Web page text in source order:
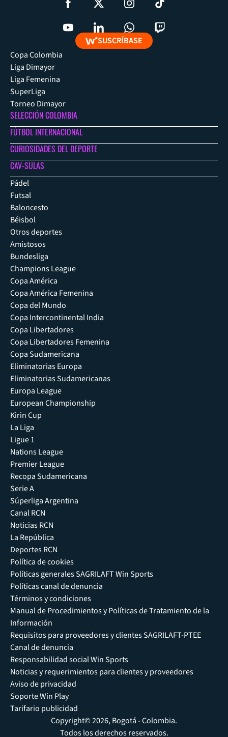
SUSCRÍBASE
Copa Colombia
Liga Dimayor
Liga Femenina
SuperLiga
Torneo Dimayor
SELECCIÓN COLOMBIA
FÚTBOL INTERNACIONAL
CURIOSIDADES DEL DEPORTE
CAV-SULAS
Pádel
Futsal
Baloncesto
Béisbol
Otros deportes
Amistosos
Bundesliga
Champions League
Copa América
Copa América Femenina
Copa del Mundo
Copa Intercontinental India
Copa Libertadores
Copa Libertadores Femenina
Copa Sudamericana
Eliminatorias Europa
Eliminatorias Sudamericanas
Europa League
European Championship
Kirin Cup
La Liga
Ligue 1
Nations League
Premier League
Recopa Sudamericana
Serie A
Súperliga Argentina
Canal RCN
Noticias RCN
La República
Deportes RCN
Política de cookies
Políticas generales SAGRILAFT Win Sports
Políticas canal de denuncia
Términos y condiciones
Manual de Procedimientos y Políticas de Tratamiento de la
Información
Requisitos para proveedores y clientes SAGRILAFT-PTEE
Canal de denuncia
Responsabilidad social Win Sports
Noticias y requerimientos para clientes y proveedores
Aviso de privacidad
Soporte Win Play
Tarifario publicidad
Copyright© 2026, Bogotá - Colombia.
Todos los derechos reservados.